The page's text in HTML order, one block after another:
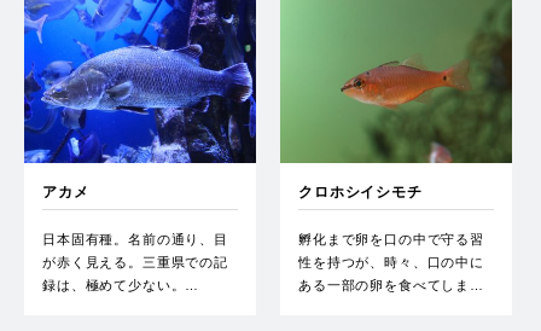
アカメ
日本固有種。名前の通り、目
が赤く見える。三重県での記
録は、極めて少ない。…
クロホシイシモチ
孵化まで卵を口の中で守る習
性を持つが、時々、口の中に
ある一部の卵を食べてしま…